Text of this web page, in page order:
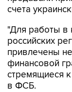
счета
"Для работы в
российских
привлечены
финансовой
стремящиеся
в ФСБ.